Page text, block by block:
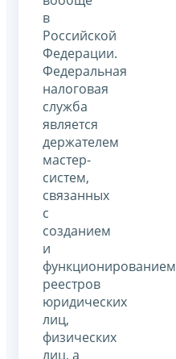
в
Российской
Федерации.
Федеральная
налоговая
служба
является
держателем
мастер-
систем,
связанных
с
созданием
и
функционированием
реестров
юридических
лиц,
физических
лиц, а